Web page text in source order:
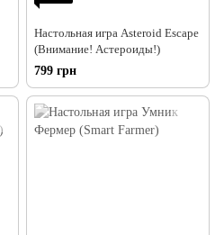
Настольная игра Asteroid Escape
(Внимание! Астероиды!)
799 грн